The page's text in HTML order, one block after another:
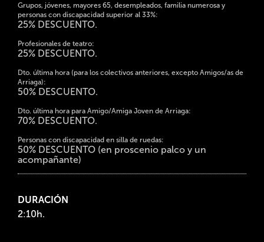
Grupos, jóvenes, mayores 65, desempleados, familia numerosa y
personas con discapacidad superior al 33%:
25% DESCUENTO.
Profesionales de teatro:
25% DESCUENTO.
Dto. última hora (para los colectivos anteriores, excepto Amigos/as de
Arriaga):
50% DESCUENTO.
Dto. última hora para Amigo/Amiga Joven de Arriaga:
70% DESCUENTO.
Personas con discapacidad en silla de ruedas:
50% DESCUENTO (en proscenio palco y un
acompañante)
DURACIÓN
2:10h.